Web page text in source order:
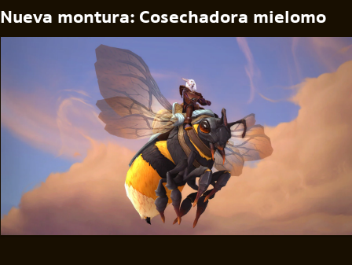
Nueva montura: Cosechadora mielomo